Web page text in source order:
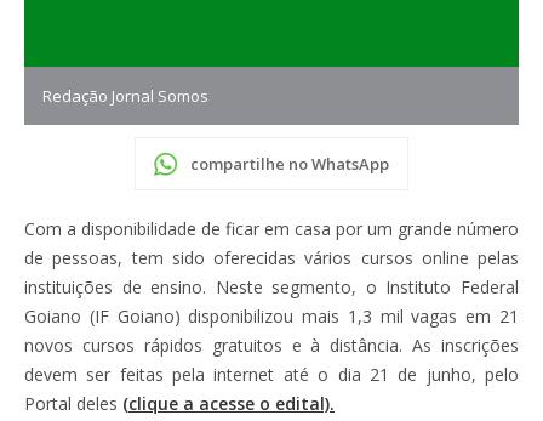
Redação Jornal Somos
compartilhe no WhatsApp
Com a disponibilidade de ficar em casa por um grande número
de pessoas, tem sido oferecidas vários cursos online pelas
instituições de ensino. Neste segmento, o Instituto Federal
Goiano (IF Goiano) disponibilizou mais 1,3 mil vagas em 21
novos cursos rápidos gratuitos e à distância. As inscrições
devem ser feitas pela internet até o dia 21 de junho, pelo
Portal deles (clique a acesse o edital).